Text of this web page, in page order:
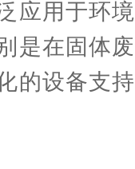
应用于环
是在固体
的设备支